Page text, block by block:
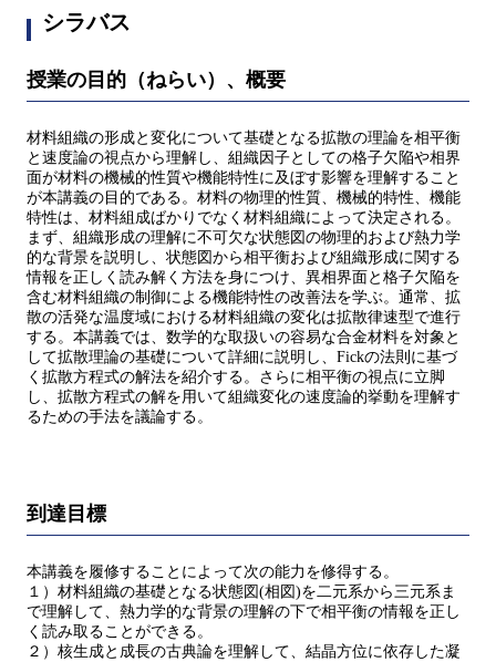
シラバス
授業の目的（ねらい）、概要
材料組織の形成と変化について基礎となる拡散の理論を相平衡
と速度論の視点から理解し、組織因子としての格子欠陥や相界
面が材料の機械的性質や機能特性に及ぼす影響を理解すること
が本講義の目的である。材料の物理的性質、機械的特性、機能
特性は、材料組成ばかりでなく材料組織によって決定される。
まず、組織形成の理解に不可欠な状態図の物理的および熱力学
的な背景を説明し、状態図から相平衡および組織形成に関する
情報を正しく読み解く方法を身につけ、異相界面と格子欠陥を
含む材料組織の制御による機能特性の改善法を学ぶ。通常、拡
散の活発な温度域における材料組織の変化は拡散律速型で進行
する。本講義では、数学的な取扱いの容易な合金材料を対象と
して拡散理論の基礎について詳細に説明し、Fickの法則に基づ
く拡散方程式の解法を紹介する。さらに相平衡の視点に立脚
し、拡散方程式の解を用いて組織変化の速度論的挙動を理解す
るための手法を議論する。
到達目標
本講義を履修することによって次の能力を修得する。
１）材料組織の基礎となる状態図(相図)を二元系から三元系ま
で理解して、熱力学的な背景の理解の下で相平衡の情報を正し
く読み取ることができる。
２）核生成と成長の古典論を理解して、結晶方位に依存した凝